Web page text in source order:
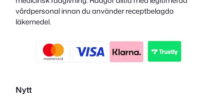
vårdpersonal innan du använder receptbelagda
läkemedel.
Nytt